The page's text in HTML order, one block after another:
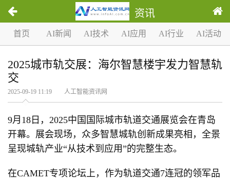
资讯
首页 AI新闻 AI技术 AI应用 AI行业 AI活动
2025城市轨交展：海尔智慧楼宇发力智慧轨
交
2025-09-19 11:19 人工智能资讯网
9月18日，2025中国国际城市轨道交通展览会在青岛
开幕。展会现场，众多智慧城轨创新成果亮相，全景
呈现城轨产业“从技术到应用”的完整生态。
在CAMET专项论坛上，作为轨道交通7连冠的领军品